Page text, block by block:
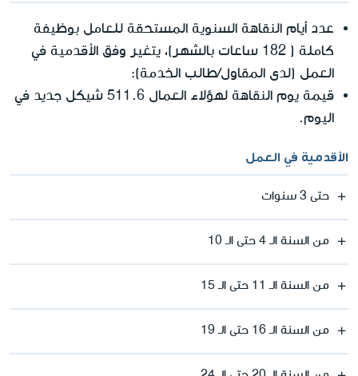
عدد أيام النقاهة السنوية المستحقة للعامل بوظيفة
كاملة ( 182 ساعات بالشهر)، يتغير وفق الأقدمية في
العمل (لدى المقاول/طالب الخدمة):
قيمة يوم النقاهة لهؤلاء العمال 511.6 شيكل جديد في
اليوم.
الأقدمية في العمل
حتى 3 سنوات
من السنة الـ 4 حتى الـ 10
من السنة الـ 11 حتى الـ 15
من السنة الـ 16 حتى الـ 19